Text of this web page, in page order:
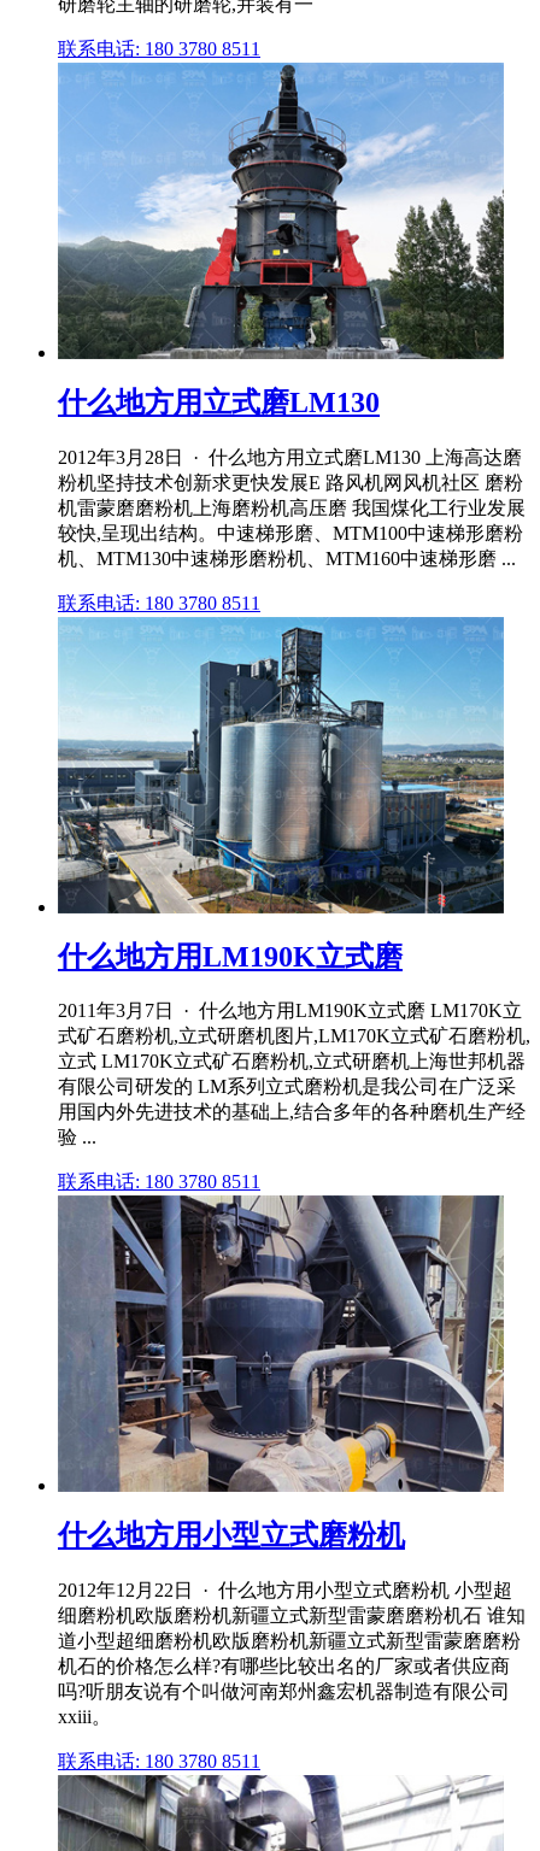
联系电话: 180 3780 8511
什么地方用立式磨LM130
2012年3月28日 · 什么地方用立式磨LM130 上海高达磨
粉机坚持技术创新求更快发展E 路风机网风机社区 磨粉
机雷蒙磨磨粉机上海磨粉机高压磨 我国煤化工行业发展
较快,呈现出结构。中速梯形磨、MTM100中速梯形磨粉
机、MTM130中速梯形磨粉机、MTM160中速梯形磨 ...
联系电话: 180 3780 8511
什么地方用LM190K立式磨
2011年3月7日 · 什么地方用LM190K立式磨 LM170K立
式矿石磨粉机,立式研磨机图片,LM170K立式矿石磨粉机,
立式 LM170K立式矿石磨粉机,立式研磨机上海世邦机器
有限公司研发的 LM系列立式磨粉机是我公司在广泛采
用国内外先进技术的基础上,结合多年的各种磨机生产经
验 ...
联系电话: 180 3780 8511
什么地方用小型立式磨粉机
2012年12月22日 · 什么地方用小型立式磨粉机 小型超
细磨粉机欧版磨粉机新疆立式新型雷蒙磨磨粉机石 谁知
道小型超细磨粉机欧版磨粉机新疆立式新型雷蒙磨磨粉
机石的价格怎么样?有哪些比较出名的厂家或者供应商
吗?听朋友说有个叫做河南郑州鑫宏机器制造有限公司
xxiii。
联系电话: 180 3780 8511